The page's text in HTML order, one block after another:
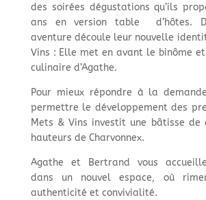
des soirées dégustations qu’ils
ans en version table d’hôtes.
aventure découle leur nouvelle
Vins : Elle met en avant le binôme
culinaire d’Agathe.
Pour mieux répondre à la
permettre le développement des
Mets & Vins investit une bâtisse de
hauteurs de Charvonnex.
Agathe et Bertrand vous
dans un nouvel espace, où
authenticité et convivialité.